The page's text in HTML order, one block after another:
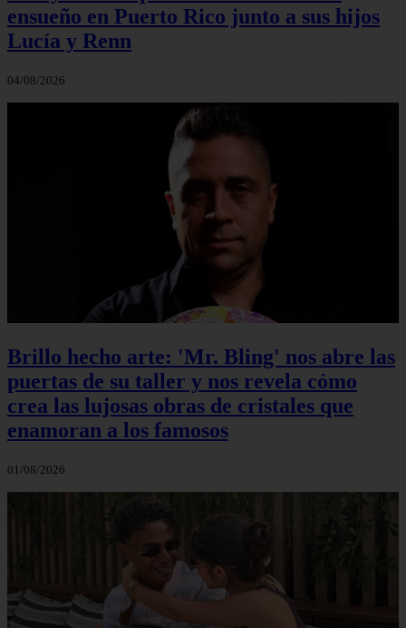
ensueño en Puerto Rico junto a sus hijos
Lucía y Renn
04/08/2026
Brillo hecho arte: 'Mr. Bling' nos abre las
puertas de su taller y nos revela cómo
crea las lujosas obras de cristales que
enamoran a los famosos
01/08/2026